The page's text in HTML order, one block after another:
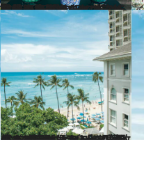
2026.6.8
繊細で色鮮やかな“美”が圧巻！ 新婚旅行でイスラム芸術に魅せられて…女性大富豪がハワイに築いた桃源郷≪知られざるハワイの絶景≫
旅＆お出かけ
2026.6.5
【モアナサーフライダー ウェスティン リゾート＆スパ ワイキキビーチ】開業125年を迎え、大規模改修を終えたばかりの“変わらぬ”風景
旅＆お出かけ